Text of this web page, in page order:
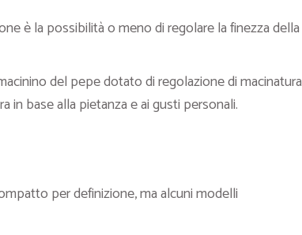
è la possibilità o meno di regolare la finezza della
del pepe dotato di regolazione di macinatura
in base alla pietanza e ai gusti personali.
per definizione, ma alcuni modelli